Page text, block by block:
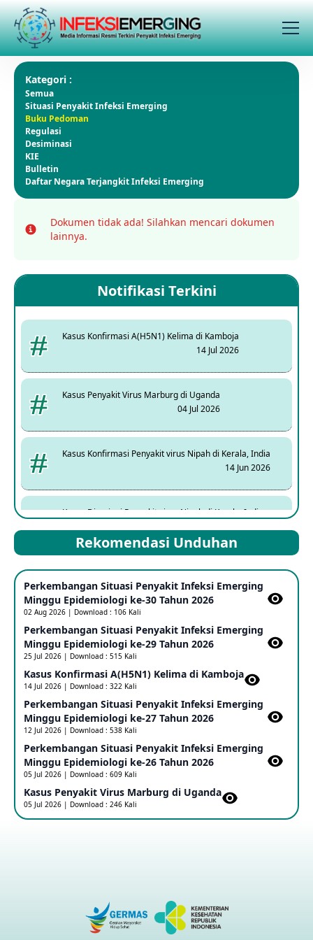
Kategori :
Semua
Situasi Penyakit Infeksi Emerging
Buku Pedoman
Regulasi
Desiminasi
KIE
Bulletin
Daftar Negara Terjangkit Infeksi Emerging
Info
Dokumen tidak ada! Silahkan mencari dokumen
lainnya.
Notifikasi Terkini
Kasus Konfirmasi A(H5N1) Kelima di Kamboja
14 Jul 2026
Kasus Penyakit Virus Marburg di Uganda
04 Jul 2026
Kasus Konfirmasi Penyakit virus Nipah di Kerala, India
14 Jun 2026
Kasus Dicurigai Penyakit virus Nipah di Kerala, India
Mpox Clade 1b di Taiwan
25 May 2026
Update Informasi PHEIC Penyakit Ebola
23 May 2026
Penetapan Outbreak Penyakit Ebola di RD Kongo dan
Uganda Sebagai PHEIC
17 May 2026
Outbreak Penyakti Ebola di RD Kongo
16 May 2026
Kasus Konfirmasi A(H5NN6) di Cina
Penyakit virus Hanta di Kapal Pesiar Keberangkatan
Rekomendasi Unduhan
Perkembangan Situasi Penyakit Infeksi Emerging
Minggu Epidemiologi ke-30 Tahun 2026
02 Aug 2026 | Download : 106 Kali
Perkembangan Situasi Penyakit Infeksi Emerging
Minggu Epidemiologi ke-29 Tahun 2026
25 Jul 2026 | Download : 515 Kali
Kasus Konfirmasi A(H5N1) Kelima di Kamboja​
14 Jul 2026 | Download : 322 Kali
Perkembangan Situasi Penyakit Infeksi Emerging
Minggu Epidemiologi ke-27 Tahun 2026
12 Jul 2026 | Download : 538 Kali
Perkembangan Situasi Penyakit Infeksi Emerging
Minggu Epidemiologi ke-26 Tahun 2026
05 Jul 2026 | Download : 609 Kali
Kasus Penyakit Virus Marburg di Uganda
05 Jul 2026 | Download : 246 Kali